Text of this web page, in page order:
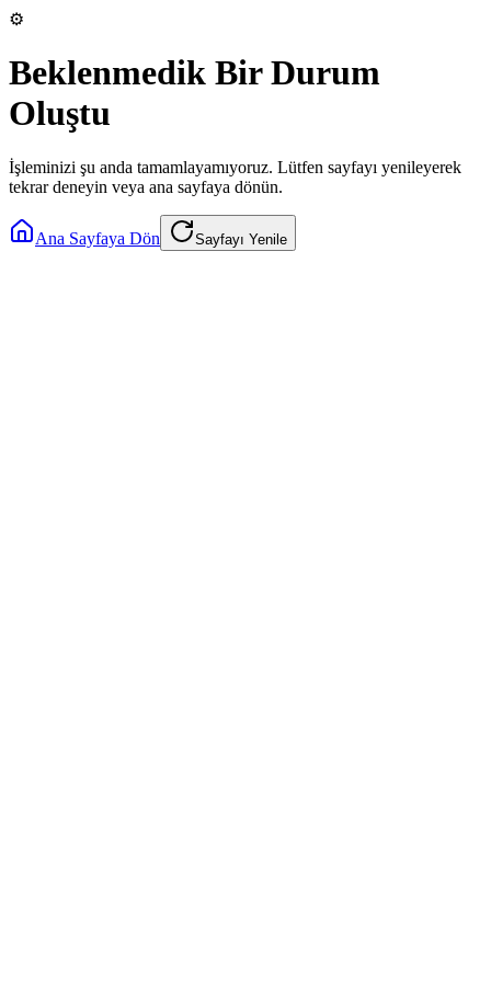
⚙️
Beklenmedik Bir Durum
Oluştu
İşleminizi şu anda tamamlayamıyoruz. Lütfen sayfayı yenileyerek
tekrar deneyin veya ana sayfaya dönün.
Ana Sayfaya Dön Sayfayı Yenile